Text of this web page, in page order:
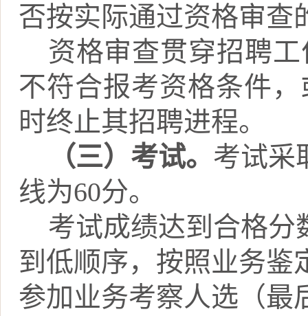
否按实际通过资格审查
资格审查贯穿招聘
不符合报考资格条件
时终止其招聘进程。
（三）考试。 考试采
线为60分。
考试成绩达到合格
到低顺序，按照业务鉴
参加业务考察人选（最